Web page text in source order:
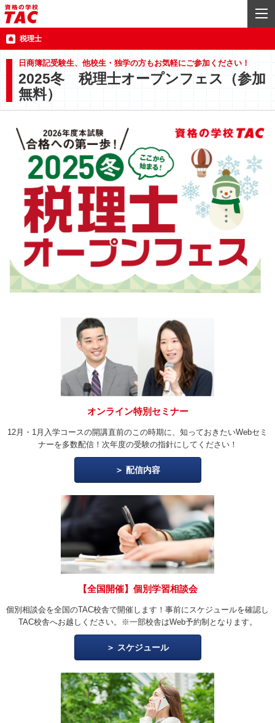
税理士
日商簿記受験生、他校生・独学の方もお気軽にご参加ください！
2025冬 税理士オープンフェス（参加
無料）
オンライン特別セミナー
12月・1月入学コースの開講直前のこの時期に、知っておきたいWebセミ
ナーを多数配信！次年度の受験の指針にしてください！
配信内容
【全国開催】個別学習相談会
個別相談会を全国のTAC校舎で開催します！事前にスケジュールを確認し
TAC校舎へお越しください。※一部校舎はWeb予約制となります。
スケジュール